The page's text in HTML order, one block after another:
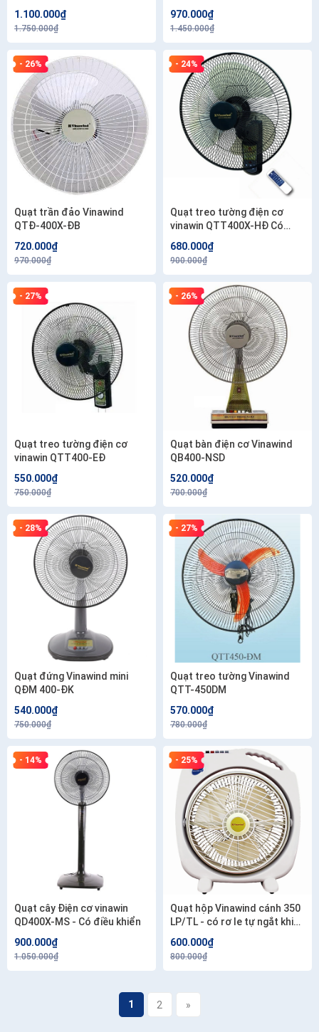
1.100.000₫
1.750.000₫
970.000₫
1.450.000₫
- 26%
Quạt trần đảo Vinawind
QTĐ-400X-ĐB
720.000₫
970.000₫
- 24%
Quạt treo tường điện cơ
vinawin QTT400X-HĐ Có
680.000₫
900.000₫
- 27%
Quạt treo tường điện cơ
vinawin QTT400-EĐ
550.000₫
750.000₫
- 26%
Quạt bàn điện cơ Vinawind
QB400-NSD
520.000₫
700.000₫
- 28%
Quạt đứng Vinawind mini
QĐM 400-ĐK
540.000₫
750.000₫
- 27%
Quạt treo tường Vinawind
QTT-450DM
570.000₫
780.000₫
- 14%
Quạt cây Điện cơ vinawin
QD400X-MS - Có điều khiển
900.000₫
1.050.000₫
- 25%
Quạt hộp Vinawind cánh 350
LP/TL - có rơ le tự ngắt khi
600.000₫
800.000₫
1 2 »